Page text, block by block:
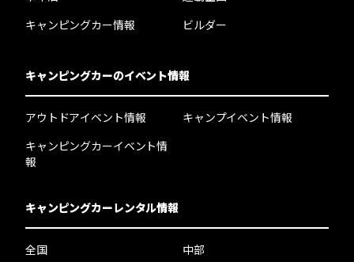
キャンピングカー情報
ビルダー
キャンピングカーのイベント情報
アウトドアイベント情報
キャンピングカーイベント情
報
キャンプイベント情報
キャンピングカーレンタル情報
全国
中部